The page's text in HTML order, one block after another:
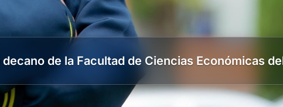
de la Facultad de Ciencias Económicas